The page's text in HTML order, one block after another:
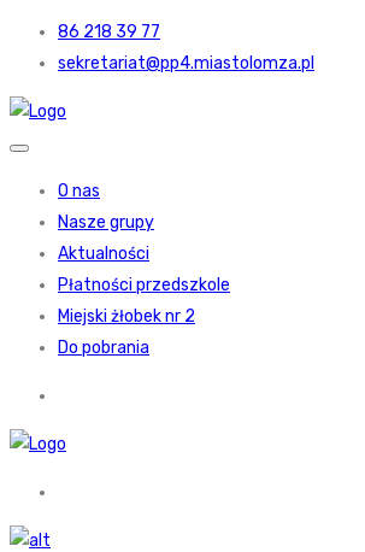
86 218 39 77
sekretariat@pp4.miastolomza.pl
O nas
Nasze grupy
Aktualności
Płatności przedszkole
Miejski żłobek nr 2
Do pobrania